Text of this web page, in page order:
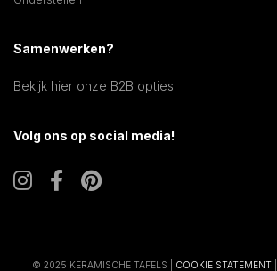
Samenwerken?
Bekijk hier onze B2B opties!
Volg ons op social media!
© 2025 KERAMISCHE TAFELS | COOKIE STATEMENT